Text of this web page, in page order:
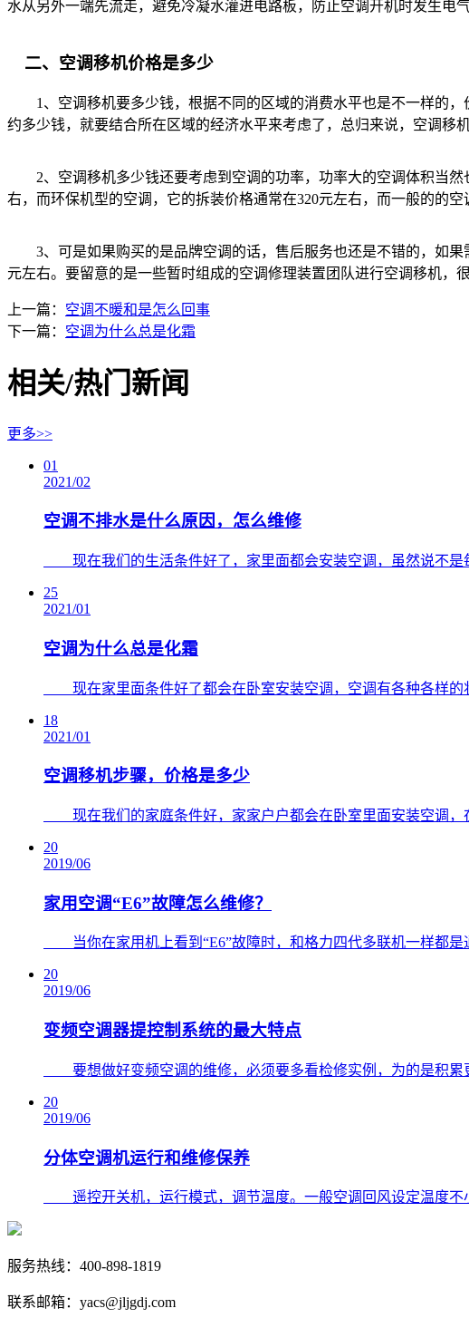
水从另外一端先流走，避免冷凝水灌进电路板，防止空调开机时发生电气
二、空调移机价格是多少
1、空调移机要多少钱，根据不同的区域的消费水平也是不一样的，
约多少钱，就要结合所在区域的经济水平来考虑了，总归来说，空调移
2、空调移机多少钱还要考虑到空调的功率，功率大的空调体积当然
右，而环保机型的空调，它的拆装价格通常在320元左右，而一般的的空
3、可是如果购买的是品牌空调的话，售后服务也还是不错的，如果
元左右。要留意的是一些暂时组成的空调修理装置团队进行空调移机，
上一篇： 空调不暖和是怎么回事
下一篇： 空调为什么总是化霜
相关/热门新闻
更多>>
01
2021/02
空调不排水是什么原因，怎么维修
现在我们的生活条件好了，家里面都会安装空调，虽然说不是
25
2021/01
空调为什么总是化霜
现在家里面条件好了都会在卧室安装空调，空调有各种各样的
18
2021/01
空调移机步骤，价格是多少
现在我们的家庭条件好，家家户户都会在卧室里面安装空调，
20
2019/06
家用空调“E6”故障怎么维修？
当你在家用机上看到“E6”故障时，和格力四代多联机一样都是
20
2019/06
变频空调器提控制系统的最大特点
要想做好变频空调的维修，必须要多看检修实例，为的是积累
20
2019/06
分体空调机运行和维修保养
遥控开关机，运行模式，调节温度。一般空调回风设定温度
服务热线：400-898-1819
联系邮箱：yacs@jljgdj.com